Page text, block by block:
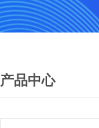
产品中心